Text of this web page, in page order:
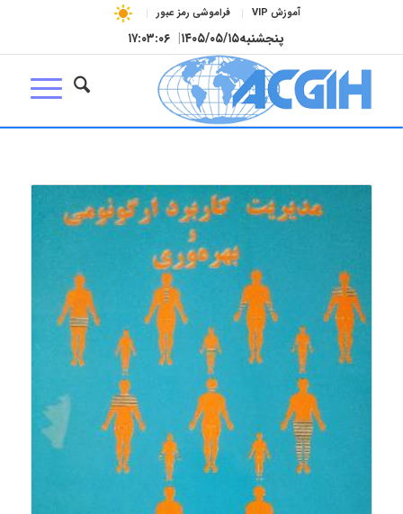
آموزش VIP فراموشی رمز عبور
پنجشنبه۱۴۰۵/۰۵/۱۵| ۱۷:۰۳:۰۷